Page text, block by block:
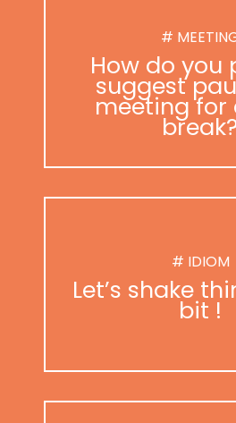
#
How do you
suggest
meeting for
# IDIOM
Let’s shake
bit !